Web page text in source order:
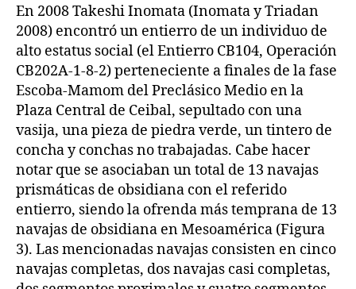
En 2008 Takeshi Inomata (Inomata y Triadan
2008) encontró un entierro de un individuo de
alto estatus social (el Entierro CB104, Operación
CB202A-1-8-2) perteneciente a finales de la fase
Escoba-Mamom del Preclásico Medio en la
Plaza Central de Ceibal, sepultado con una
vasija, una pieza de piedra verde, un tintero de
concha y conchas no trabajadas. Cabe hacer
notar que se asociaban un total de 13 navajas
prismáticas de obsidiana con el referido
entierro, siendo la ofrenda más temprana de 13
navajas de obsidiana en Mesoamérica (Figura
3). Las mencionadas navajas consisten en cinco
navajas completas, dos navajas casi completas,